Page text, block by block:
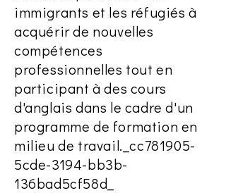
immigrants et les réfugiés à
acquérir de nouvelles
compétences
professionnelles tout en
participant à des cours
d'anglais dans le cadre d'un
programme de formation en
milieu de travail._cc781905-
5cde-3194-bb3b-
136bad5cf58d_